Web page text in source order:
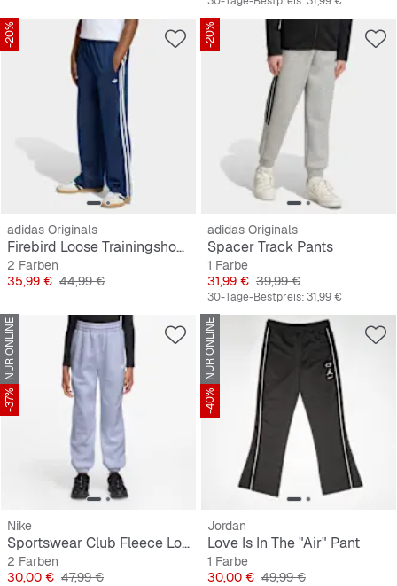
-20%
adidas Originals
Firebird Loose Trainingshose
2 Farben
Preis
35,99 € Originalpreis
44,99 €
-20%
adidas Originals
Spacer Track Pants
1 Farbe
Preis
31,99 € Originalpreis
39,99 €
30-Tage-Bestpreis:31,99 €
NUR ONLINE
-37%
Nike
Sportswear Club Fleece Loose Graphic Pant
2 Farben
Preis
30,00 € Originalpreis
47,99 €
NUR ONLINE
-40%
Jordan
Love Is In The "Air" Pant
1 Farbe
Preis
30,00 € Originalpreis
49,99 €